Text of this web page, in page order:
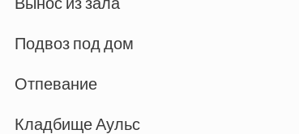
Подвоз под дом
Отпевание
Кладбище Аульс